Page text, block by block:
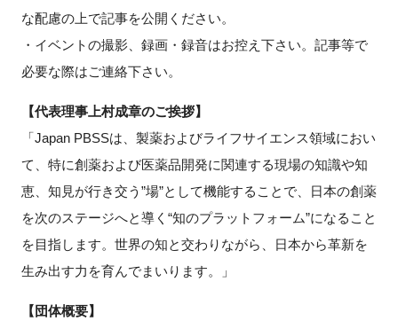
な配慮の上で記事を公開ください。
・イベントの撮影、録画・録音はお控え下さい。記事等で
必要な際はご連絡下さい。
【代表理事上村成章のご挨拶】
「Japan PBSSは、製薬およびライフサイエンス領域におい
て、特に創薬および医薬品開発に関連する現場の知識や知
恵、知見が行き交う”場”として機能することで、日本の創薬
を次のステージへと導く“知のプラットフォーム”になること
を目指します。世界の知と交わりながら、日本から革新を
生み出す力を育んでまいります。」
【団体概要】